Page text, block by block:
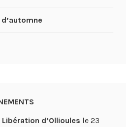
d’Ollioules le 23